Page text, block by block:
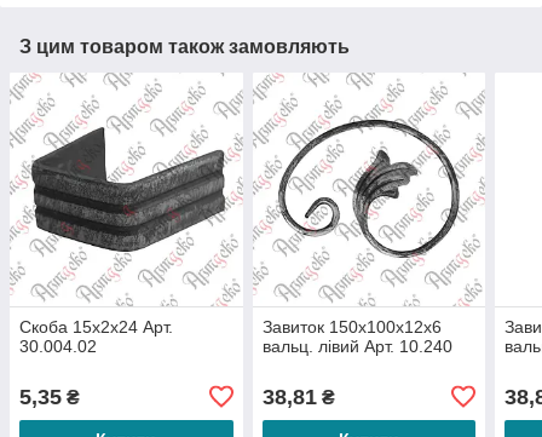
З цим товаром також замовляють
Скоба 15х2х24 Арт.
30.004.02
5,35 ₴
Завиток 150х100х12х6
вальц. лівий Арт. 10.240
38,81₴